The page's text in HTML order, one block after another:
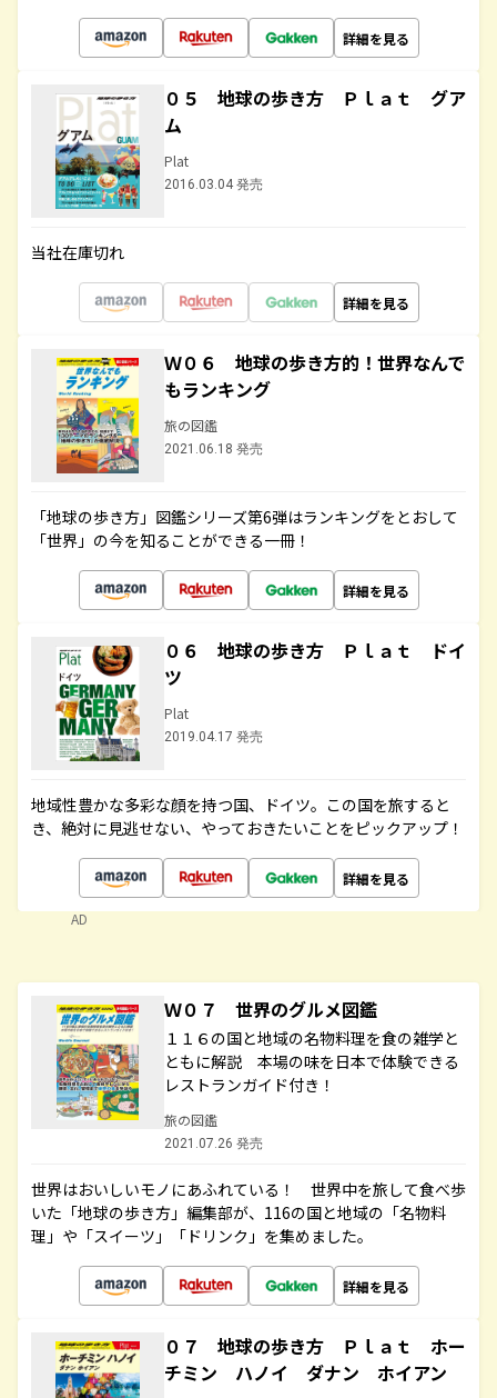
詳細を見る
０５ 地球の歩き方 Ｐｌａｔ グア
ム
Plat
2016.03.04 発売
当社在庫切れ
詳細を見る
Ｗ０６ 地球の歩き方的！世界なんで
もランキング
旅の図鑑
2021.06.18 発売
「地球の歩き方」図鑑シリーズ第6弾はランキングをとおして
「世界」の今を知ることができる一冊！
詳細を見る
０６ 地球の歩き方 Ｐｌａｔ ドイ
ツ
Plat
2019.04.17 発売
地域性豊かな多彩な顔を持つ国、ドイツ。この国を旅すると
き、絶対に見逃せない、やっておきたいことをピックアップ！
詳細を見る
AD
Ｗ０７ 世界のグルメ図鑑
１１６の国と地域の名物料理を食の雑学と
ともに解説 本場の味を日本で体験できる
レストランガイド付き！
旅の図鑑
2021.07.26 発売
世界はおいしいモノにあふれている！ 世界中を旅して食べ歩
いた「地球の歩き方」編集部が、116の国と地域の「名物料
理」や「スイーツ」「ドリンク」を集めました。
詳細を見る
０７ 地球の歩き方 Ｐｌａｔ ホー
チミン ハノイ ダナン ホイアン